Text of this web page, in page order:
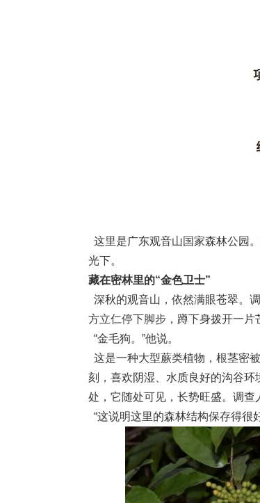
这里是广东观音山国家森林公园
光下。
藏在密林里的“金色卫士”
深秋的观音山，依然满眼苍翠。
方立仁停下脚步，蹲下身拨开一
“金毛狗。”他说。
这是一种大型蕨类植物，根茎密
刻，喜欢阴湿、水质良好的沟谷
处，它随处可见，长势旺盛。调查
“这说明这里的森林结构保存得很